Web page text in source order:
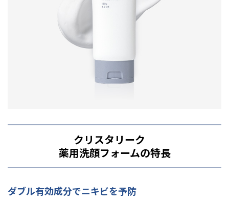
クリスタリーク
薬用洗顔フォームの特長
ダブル有効成分でニキビを予防